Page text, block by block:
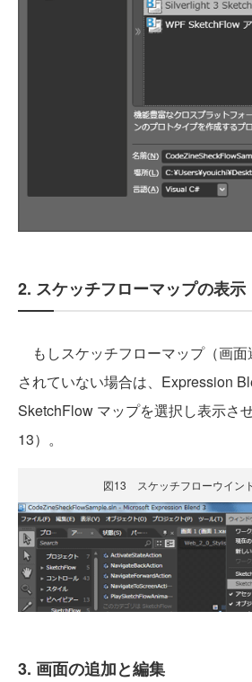
2. スケッチフローマップの表示
もしスケッチフローマップ（画
されていない場合は、Expression
SketchFlow マップを選択し表示さ
13）。
図13 スケッチフローウイン
3. 画面の追加と編集